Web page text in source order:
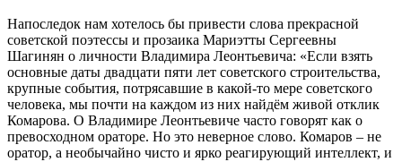
Напоследок нам хотелось бы привести слова прекрасной
советской поэтессы и прозаика Мариэтты Сергеевны
Шагинян о личности Владимира Леонтьевича: «Если взять
основные даты двадцати пяти лет советского строительства,
крупные события, потрясавшие в какой-то мере советского
человека, мы почти на каждом из них найдём живой отклик
Комарова. О Владимире Леонтьевиче часто говорят как о
превосходном ораторе. Но это неверное слово. Комаров – не
оратор, а необычайно чисто и ярко реагирующий интеллект, и